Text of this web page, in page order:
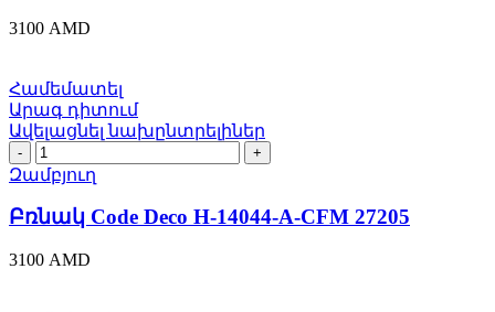
NIS/CR
quantity
3100 AMD
Համեմատել
Արագ դիտում
Ավելացնել նախընտրելիներ
Բռնակ
Code
Deco
H-
14044-
A-
CFM
Զամբյուղ
Բռնակ Code Deco H-14044-A-CFM 27205
3100 AMD